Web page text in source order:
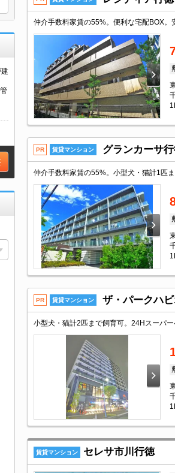
建
PR 賃貸マンション グランカーサ
PR 賃貸マンション ザ・パークハ
賃貸マンション セレサ市川行徳